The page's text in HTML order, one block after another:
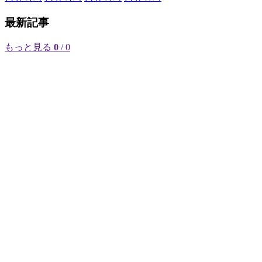
最新記事
もっと見る 0 / 0